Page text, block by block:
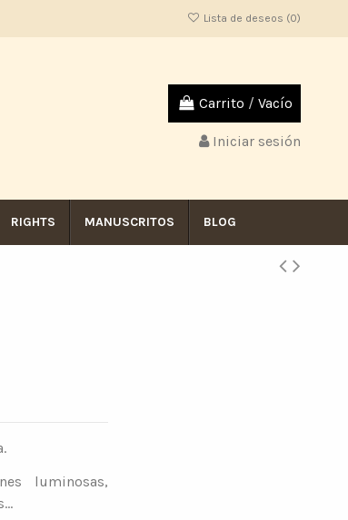
Lista de deseos (0)
Carrito / Vacío
Iniciar sesión
RIGHTS MANUSCRITOS BLOG
luminosas,